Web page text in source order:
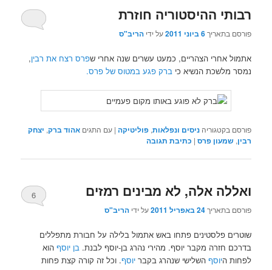
רבותי ההיסטוריה חוזרת
פורסם בתאריך6 ביוני 2011 על ידיהריב"ס
אתמול אחרי הצהריים, כמעט עשרים שנה אחרי שפרס רצח את רבין,
נמסר מלשכת הנשיא כי ברק פגע במטוס של פרס.
פורסם בקטגוריה ניסים ונפלאות,פוליטיקה |עם התגים אהוד ברק, יצחק
רבין,שמעון פרס | כתיבת תגובה
ואללה אלה, לא מבינים רמזים
פורסם בתאריך24 באפריל 2011 על ידיהריב"ס
6
שוטרים פלסטינים פתחו באש אתמול בלילה על חבורת מתפללים
בדרכם חזרה מקבר יוסף. מהירי נהרג בן-יוסף לבנת. בן יוסף הוא
לפחות היוסף השלישי שנהרג בקבריוסף. וכל זה קורה קצת פחות